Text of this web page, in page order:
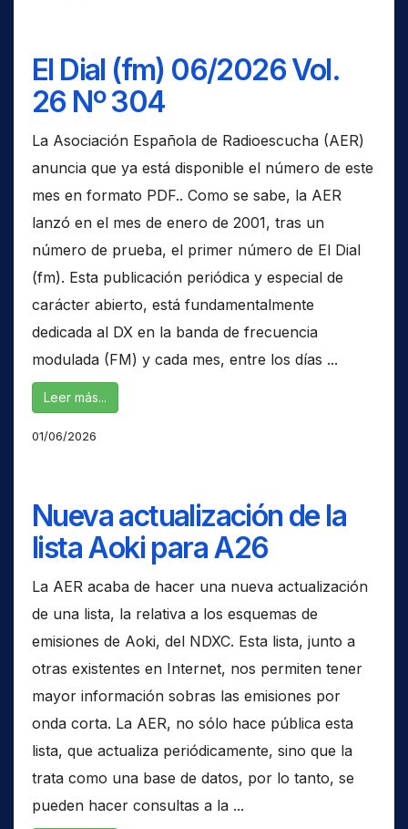
El Dial (fm) 06/2026 Vol.
26 Nº 304
La Asociación Española de Radioescucha (AER)
anuncia que ya está disponible el número de este
mes en formato PDF.. Como se sabe, la AER
lanzó en el mes de enero de 2001, tras un
número de prueba, el primer número de El Dial
(fm). Esta publicación periódica y especial de
carácter abierto, está fundamentalmente
dedicada al DX en la banda de frecuencia
modulada (FM) y cada mes, entre los días ...
Leer más...
01/06/2026
Nueva actualización de la
lista Aoki para A26
La AER acaba de hacer una nueva actualización
de una lista, la relativa a los esquemas de
emisiones de Aoki, del NDXC. Esta lista, junto a
otras existentes en Internet, nos permiten tener
mayor información sobras las emisiones por
onda corta. La AER, no sólo hace pública esta
lista, que actualiza periódicamente, sino que la
trata como una base de datos, por lo tanto, se
pueden hacer consultas a la ...